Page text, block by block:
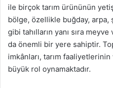
ile birçok tarım ürününün
bölge, özellikle buğday, arpa,
gibi tahılların yanı sıra
da önemli bir yere sahiptir.
imkânları, tarım
büyük rol oynamaktadır.